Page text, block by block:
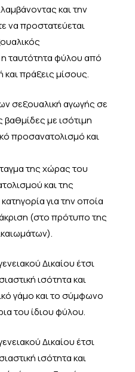
και την
να προστατεύεται
ταυτότητα φύλου από
πράξεις μίσους.
σεξουαλική αγωγής σε
βαθμίδες με ισότιμη
προσανατολισμό και
της χώρας του
και της
για την οποία
(στο πρότυπο της
Δικαίου έτσι
ισότητα και
γάμο και το σύμφωνο
του ίδιου φύλου.
Δικαίου έτσι
ισότητα και